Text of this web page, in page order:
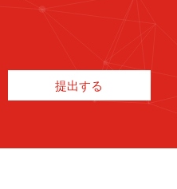
提出する